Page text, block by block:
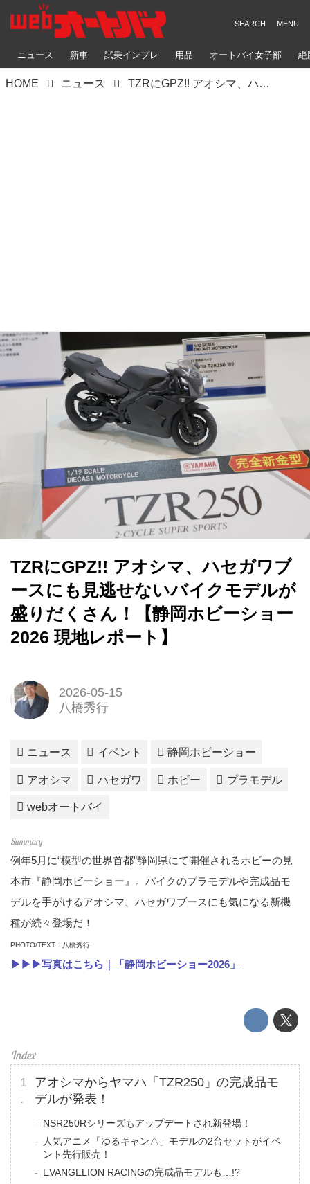
ニュース 新車 試乗インプレ 用品 オートバイ女子部 絶
HOME ニュース TZRにGPZ!! アオシマ、ハセガワブースにも見逃せないバイクモデルが盛りだくさん！【静岡ホビーショー2026 現地レポート】
TZRにGPZ!! アオシマ、ハセガワブ
ースにも見逃せないバイクモデルが
盛りだくさん！【静岡ホビーショー
2026 現地レポート】
2026-05-15
八橋秀行
ニュース イベント 静岡ホビーショー
アオシマ ハセガワ ホビー プラモデル
webオートバイ
例年5月に“模型の世界首都”静岡県にて開催されるホビーの見
本市『静岡ホビーショー』。バイクのプラモデルや完成品モ
デルを手がけるアオシマ、ハセガワブースにも気になる新機
種が続々登場だ！
PHOTO/TEXT：八橋秀行
▶▶▶写真はこちら｜「静岡ホビーショー2026」
アオシマからヤマハ「TZR250」の完成品モ
デルが発表！
NSR250Rシリーズもアップデートされ新登場！
人気アニメ「ゆるキャン△」モデルの2台セットがイベ
ント先行販売！
EVANGELION RACINGの完成品モデルも…!?